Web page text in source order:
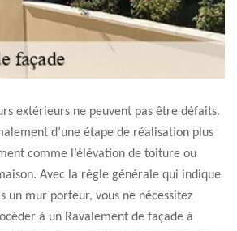
extérieurs ne peuvent pas être défaits.
d’une étape de réalisation plus
comme l’élévation de toiture ou
Avec la règle générale qui indique
un mur porteur, vous ne nécessitez
à un Ravalement de façade à